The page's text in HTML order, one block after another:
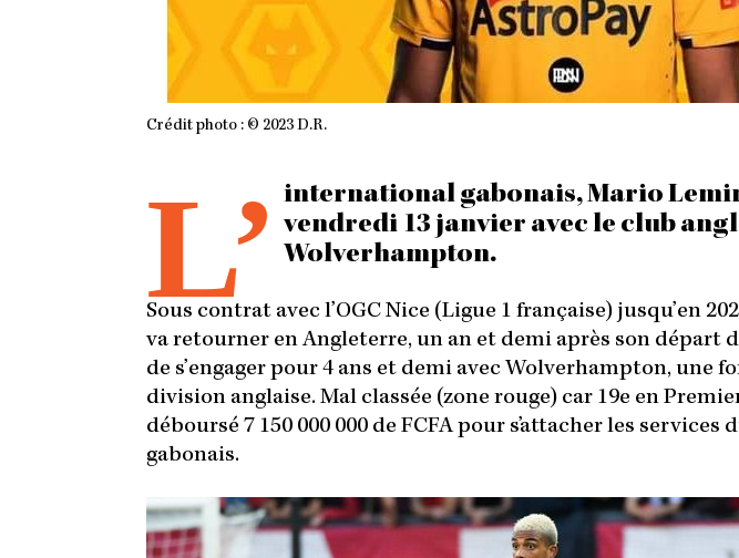
Crédit photo : © 2023 D.R.
L’ international gabonais, Mario
vendredi 13 janvier avec le club
Wolverhampton.
Sous contrat avec l’OGC Nice (Ligue 1 française) jusqu’en
va retourner en Angleterre, un an et demi après son départ
de s’engager pour 4 ans et demi avec Wolverhampton, une
division anglaise. Mal classée (zone rouge) car 19e en
déboursé 7 150 000 000 de FCFA pour s’attacher les
gabonais.